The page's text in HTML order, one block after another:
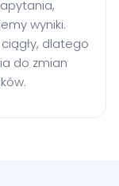
wyniki.
dlatego
do zmian